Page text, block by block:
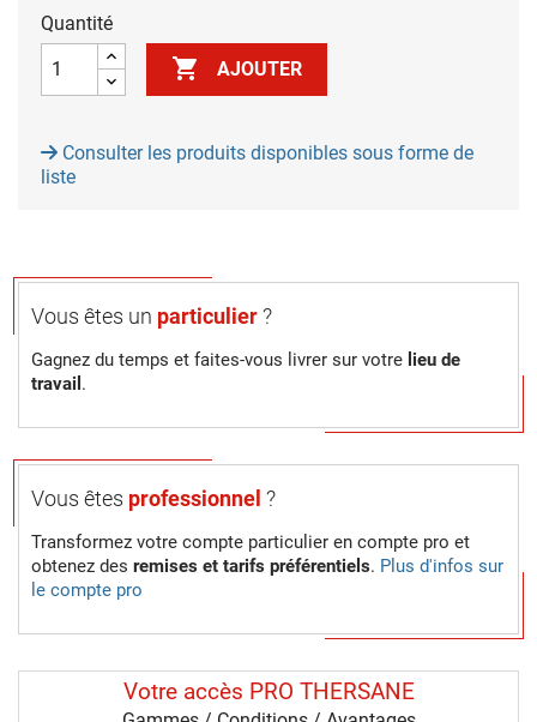
Quantité
 AJOUTER
Consulter les produits disponibles sous forme de
liste
Vous êtes un particulier?
Gagnez du temps et faites-vous livrer sur votre lieu de
travail .
Vous êtes professionnel ?
Transformez votre compte particulier en compte pro et
obtenez des remises et tarifs préférentiels. Plus d'infos sur
le compte pro
Votre accès PRO THERSANE